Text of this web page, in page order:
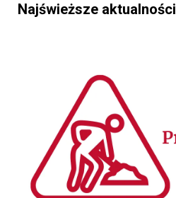
Najświeższe aktualności